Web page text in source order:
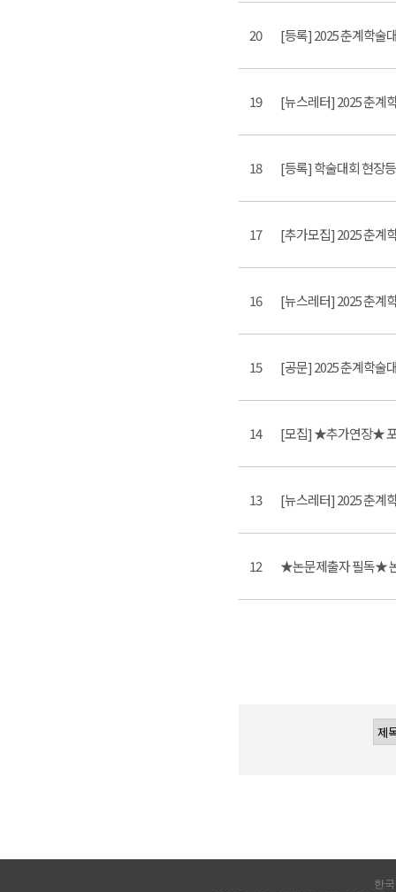
20 [등록] 2025 춘계학술
19 [뉴스레터] 2025 춘계
18 [등록] 학술대회 현장
17 [추가모집] 2025 춘계
16 [뉴스레터] 2025 춘계
15 [공문] 2025 춘계학술
14 [모집] ★추가연장★ 포
13 [뉴스레터] 2025 춘계
12 ★논문제출자 필독★
한